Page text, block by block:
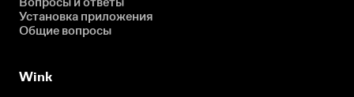
Установка приложения
Общие вопросы
Wink